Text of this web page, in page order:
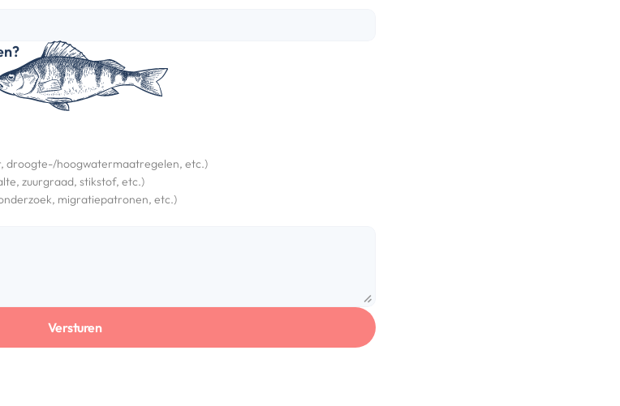
droogte-/hoogwatermaatregelen, etc.)
zuurgraad, stikstof, etc.)
migratiepatronen, etc.)
Versturen